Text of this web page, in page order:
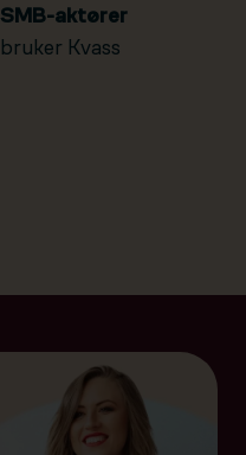
SMB-aktører
bruker Kvass